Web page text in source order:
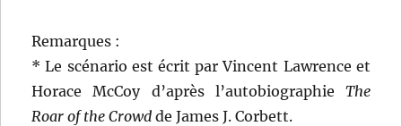
Remarques :
* Le scénario est écrit par Vincent Lawrence et
Horace McCoy d’après l’autobiographie The
Roar of the Crowd de James J. Corbett.